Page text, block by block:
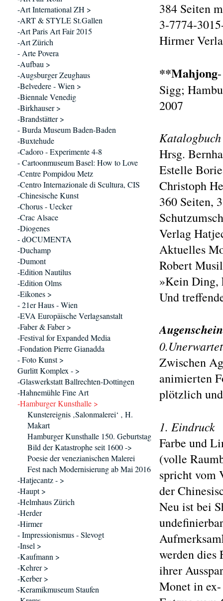
384 Seiten
3-7774-
Hirmer
**Mahjong
Sigg;
2007
Katalogbuch
Hrsg.
Estelle
Christoph
360 Seiten,
Verlag
Aktuelles
Robert
»Kein Ding,
Und
Zwischen
animierten
plötzlich
1. Eindruck
Farbe und
(volle
spricht vom
der
Neu ist bei
werden dies
ihrer
Monet in
-Art International ZH >
-ART & STYLE St.Gallen
-Art Paris Art Fair 2015
-Art Zürich
- Arte Povera
-Aufbau >
-Augsburger Zeughaus
-Belvedere - Wien >
-Biennale Venedig
-Birkhauser >
-Brandstätter >
- Burda Museum Baden-Baden
-Buxtehude
-Cadoro - Experimente 4-8
- Cartoonmuseum Basel: How to Love
-Centre Pompidou Metz
-Centro Internazionale di Scultura, CIS
-Chinesische Kunst
-Chorus - Uecker
-Crac Alsace
-Diogenes
- dOCUMENTA
-Duchamp
-Dumont
-Edition Nautilus
-Edition Olms
-Eikones >
- 21er Haus - Wien
-EVA Europäische Verlagsanstalt
-Faber & Faber >
-Festival for Expanded Media
-Fondation Pierre Gianadda
- Foto Kunst >
Gurlitt Komplex - >
-Glaswerkstatt Ballrechten-Dottingen
-Hahnemühle Fine Art
-Hamburger Kunsthalle >
Kunstereignis ‚Salonmalerei‘ ‚ H.
Makart
Hamburger Kunsthalle 150. Geburtstag
Bild der Katastrophe seit 1600 ->
Poesie der venezianischen Malerei
Fest nach Modernisierung ab Mai 2016
-Hatjecantz - >
-Haupt >
-Helmhaus Zürich
-Herder
-Hirmer
- Impressionismus - Slevogt
-Insel >
-Kaufmann >
-Kehrer >
-Kerber >
-Keramikmuseum Staufen